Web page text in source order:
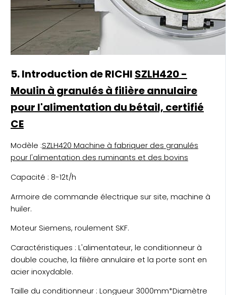
5. Introduction de RICHI SZLH420 -
Moulin à granulés à filière annulaire
pour l'alimentation du bétail, certifié
CE
Modèle :SZLH420 Machine à fabriquer des granulés
pour l'alimentation des ruminants et des bovins
Capacité : 8-12t/h
Armoire de commande électrique sur site, machine à
huiler.
Moteur Siemens, roulement SKF.
Caractéristiques : L'alimentateur, le conditionneur à
double couche, la filière annulaire et la porte sont en
acier inoxydable.
Taille du conditionneur : Longueur 3000mm*Diamètre